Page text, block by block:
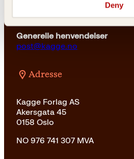
Deny
Vil du sende inn et manuskript?
Les her
Generelle henvendelser
post@kagge.no
Adresse
Kagge Forlag AS
Akersgata 45
0158 Oslo
NO 976 741 307 MVA